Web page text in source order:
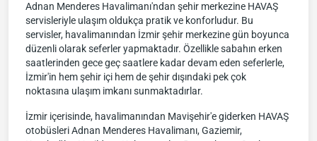
Adnan Menderes Havalimanı'ndan şehir merkezine HAVAŞ
servisleriyle ulaşım oldukça pratik ve konforludur. Bu
servisler, havalimanından İzmir şehir merkezine gün boyunca
düzenli olarak seferler yapmaktadır. Özellikle sabahın erken
saatlerinden gece geç saatlere kadar devam eden seferlerle,
İzmir'in hem şehir içi hem de şehir dışındaki pek çok
noktasına ulaşım imkanı sunmaktadırlar.
İzmir içerisinde, havalimanından Mavişehir'e giderken HAVAŞ
otobüsleri Adnan Menderes Havalimanı, Gaziemir,